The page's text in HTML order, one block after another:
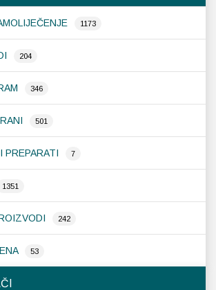
1173
204
346
501
PREPARATI 7
1351
242
53